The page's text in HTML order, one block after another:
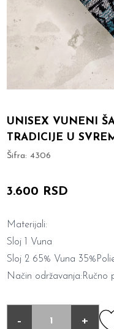
UNISEX VUNENI
TRADICIJE U
Šifra:4306
3.600 RSD
Materijali:
Sloj 1 Vuna
Sloj 2 65% Vuna
Način održavanja:Ručno
- +